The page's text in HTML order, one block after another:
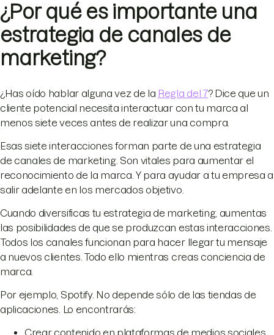
¿Por qué es importante una
estrategia de canales de
marketing?
¿Has oído hablar alguna vez de la Regla del 7? Dice que un
cliente potencial necesita interactuar con tu marca al
menos siete veces antes de realizar una compra.
Esas siete interacciones forman parte de una estrategia
de canales de marketing. Son vitales para aumentar el
reconocimiento de la marca. Y para ayudar a tu empresa a
salir adelante en los mercados objetivo.
Cuando diversificas tu estrategia de marketing, aumentas
las posibilidades de que se produzcan estas interacciones.
Todos los canales funcionan para hacer llegar tu mensaje
a nuevos clientes. Todo ello mientras creas conciencia de
marca.
Por ejemplo, Spotify. No depende sólo de las tiendas de
aplicaciones. Lo encontrarás:
Crear contenido en plataformas de medios sociales